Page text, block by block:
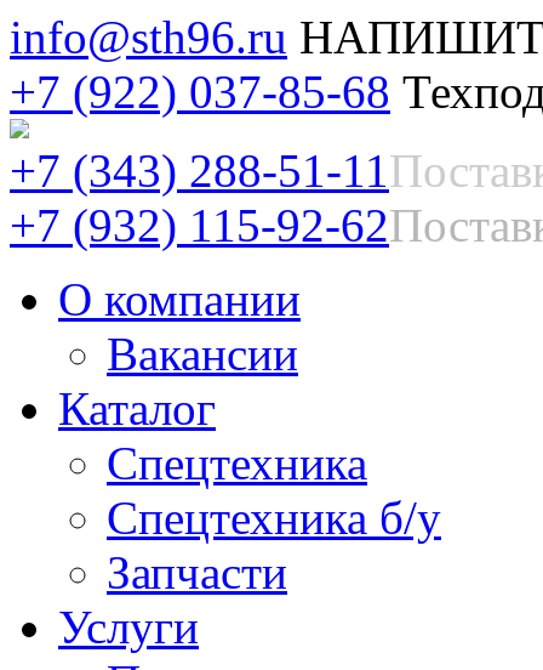
info@sth96.ru
+7 (922) 037-85-68
+7 (343) 288-51-11
+7 (932) 115-92-62
О компании
Вакансии
Каталог
Спецтехника
Спецтехника б/у
Запчасти
Услуги